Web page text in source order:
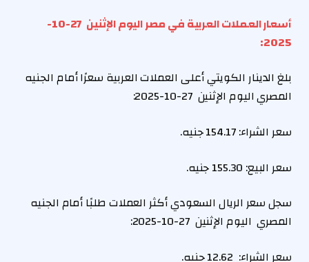
أسعار العملات العربية في مصر اليوم الإثنين 27-10-
2025:
بلغ الدينار الكويتي أعلى العملات العربية سعرًا أمام الجنيه
المصري اليوم الإثنين 27-10-2025:
سعر الشراء:154.17جنيه.
سعر البيع: 155.30جنيه.
سجل سعر الريال السعودي أكثر العملات طلبًا أمام الجنيه
المصري اليوم الإثنين 27-10-2025:
سعر الشراء: 12.62جنيه.